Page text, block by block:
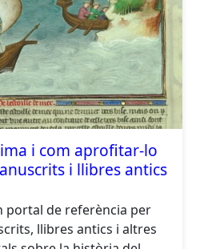
i com aprofitar-lo
i llibres antics
portal de referència per
llibres antics i altres